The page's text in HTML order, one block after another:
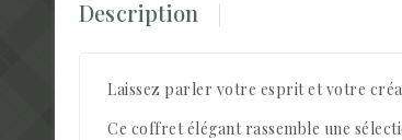
Description
Laissez parler votre esprit et votre
Ce coffret élégant rassemble une